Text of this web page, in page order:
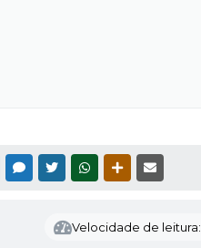
FACEBOOKMESSENGER
TWITTERWHATSAPPOUTRAS MÍDIAS
Velocidade de leitura: